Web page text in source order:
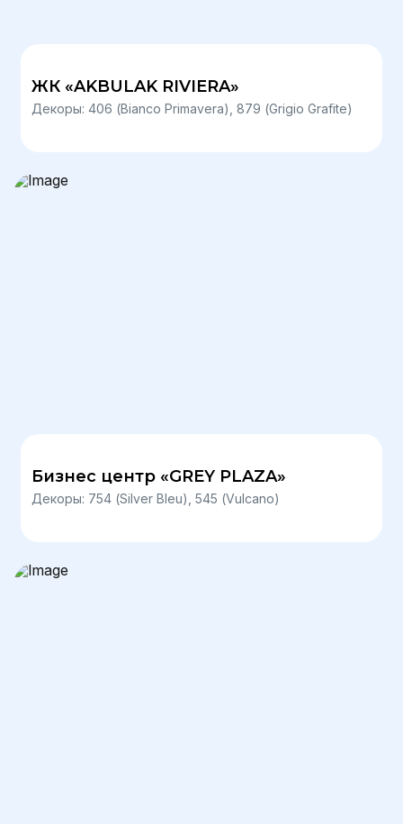
ЖК «AKBULAK RIVIERA»
Декоры: 406 (Bianco Primavera), 879 (Grigio Grafite)
Бизнес центр «GREY PLAZA»
Декоры: 754 (Silver Bleu), 545 (Vulcano)